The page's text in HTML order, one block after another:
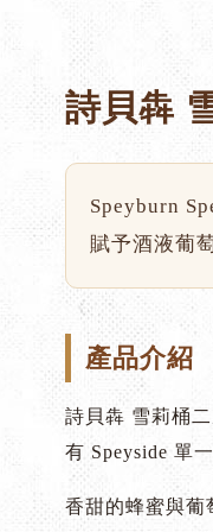
詩貝犇
Speyburn
賦予酒液葡
產品介紹
詩貝犇 雪莉桶
有 Speyside 單
香甜的蜂蜜與葡